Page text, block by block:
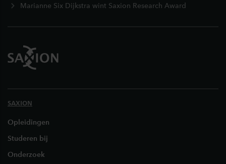
Marianne Six Dijkstra wint Saxion Research Award
SAXION
Opleidingen
Studeren bij
Onderzoek